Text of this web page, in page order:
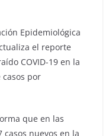
Epidemiológica
el reporte
COVID-19 en la
casos por
que en las
nuevos en la